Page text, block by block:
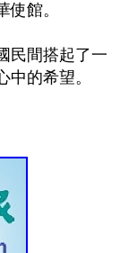
館。
民間搭起了一
的希望。